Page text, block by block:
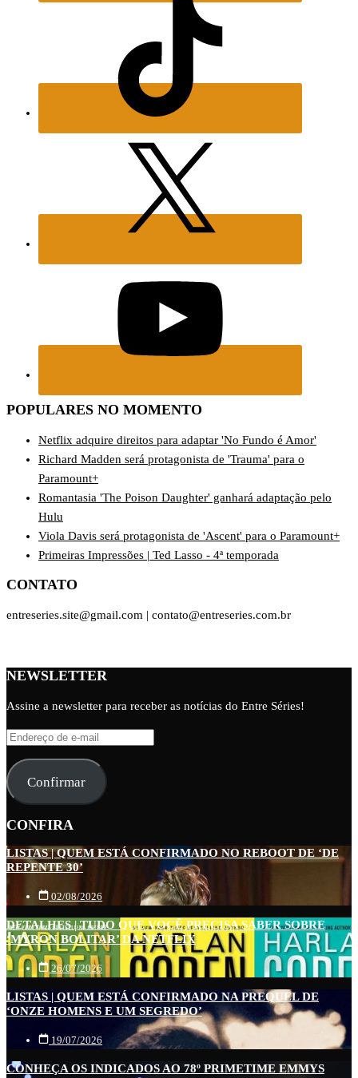
POPULARES NO MOMENTO
Netflix adquire direitos para adaptar 'No Fundo é Amor'
Richard Madden será protagonista de 'Trauma' para o
Paramount+
Romantasia 'The Poison Daughter' ganhará adaptação pelo
Hulu
Viola Davis será protagonista de 'Ascent' para o Paramount+
Primeiras Impressões | Ted Lasso - 4ª temporada
CONTATO
entreseries.site@gmail.com | contato@entreseries.com.br
NEWSLETTER
Assine a newsletter para receber as notícias do Entre Séries!
Endereço
e-
mail
Confirmar
CONFIRA
LISTAS | QUEM ESTÁ CONFIRMADO NO REBOOT DE ‘DE
REPENTE 30’
02/08/2026
DETALHES | TUDO QUE VOCÊ PRECISA SABER SOBRE
‘MYRON BOLITAR’ DA NETFLIX
26/07/2026
LISTAS | QUEM ESTÁ CONFIRMADO NA PREQUEL DE
‘ONZE HOMENS E UM SEGREDO’
19/07/2026
CONHEÇA OS INDICADOS AO 78º PRIMETIME EMMYS